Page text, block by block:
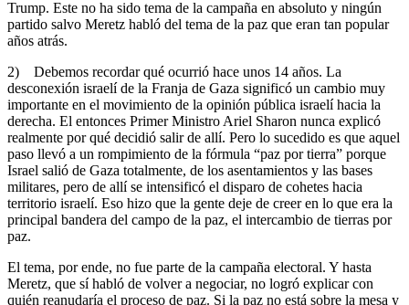
Trump. Este no ha sido tema de la campaña en absoluto y ningún
partido salvo Meretz habló del tema de la paz que eran tan popular
años atrás.
2) Debemos recordar qué ocurrió hace unos 14 años. La
desconexión israelí de la Franja de Gaza significó un cambio muy
importante en el movimiento de la opinión pública israelí hacia la
derecha. El entonces Primer Ministro Ariel Sharon nunca explicó
realmente por qué decidió salir de allí. Pero lo sucedido es que aquel
paso llevó a un rompimiento de la fórmula “paz por tierra” porque
Israel salió de Gaza totalmente, de los asentamientos y las bases
militares, pero de allí se intensificó el disparo de cohetes hacia
territorio israelí. Eso hizo que la gente deje de creer en lo que era la
principal bandera del campo de la paz, el intercambio de tierras por
paz.
El tema, por ende, no fue parte de la campaña electoral. Y hasta
Meretz, que sí habló de volver a negociar, no logró explicar con
quién reanudaría el proceso de paz. Si la paz no está sobre la mesa y